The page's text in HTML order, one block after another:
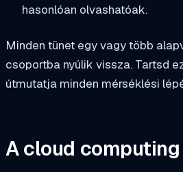
hasonlóan olvashatóak.
Minden tünet egy vagy több
csoportba nyúlik vissza. Tartsd
útmutatja minden mérséklési
A cloud